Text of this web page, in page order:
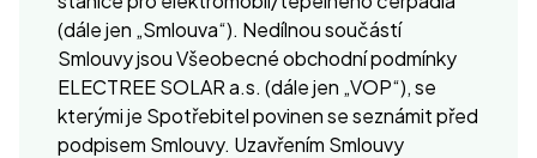
(dále jen „Smlouva“). Nedílnou součástí
Smlouvy jsou Všeobecné obchodní podmínky
ELECTREE SOLAR a.s. (dále jen „VOP“), se
kterými je Spotřebitel povinen se seznámit před
podpisem Smlouvy. Uzavřením Smlouvy